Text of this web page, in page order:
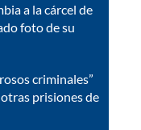
a la cárcel de
foto de su
criminales”
prisiones de